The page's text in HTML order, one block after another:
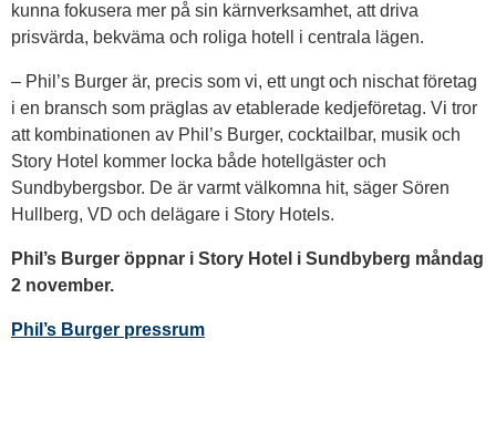
kunna fokusera mer på sin kärnverksamhet, att driva
prisvärda, bekväma och roliga hotell i centrala lägen.
– Phil’s Burger är, precis som vi, ett ungt och nischat företag
i en bransch som präglas av etablerade kedjeföretag. Vi tror
att kombinationen av Phil’s Burger, cocktailbar, musik och
Story Hotel kommer locka både hotellgäster och
Sundbybergsbor. De är varmt välkomna hit, säger Sören
Hullberg, VD och delägare i Story Hotels.
Phil’s Burger öppnar i Story Hotel i Sundbyberg måndag
2 november.
Phil’s Burger pressrum